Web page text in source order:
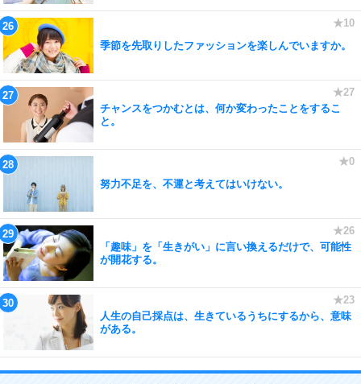
季節を先取りしたファッションを楽しんでいますか。
チャンスをつかむとは、何か変わったことをするこ
と。
努力不足を、不運と考えてはいけない。
「趣味」を「生きがい」に言い換えるだけで、可能性
が開花する。
人生の自己採点は、生きているうちにするから、意味
がある。